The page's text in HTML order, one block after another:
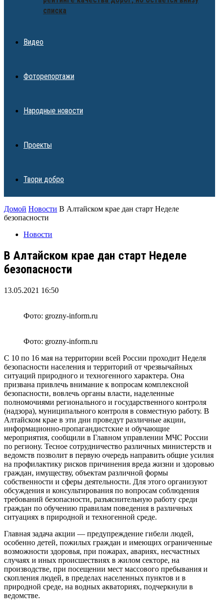
списка
Видео
Фоторепортажи
Народные новости
Проекты
Твори добро
Домой Новости В Алтайском крае дан старт Неделе
безопасности
Новости
В Алтайском крае дан старт Неделе
безопасности
13.05.2021 16:50
Фото: grozny-inform.ru
Фото: grozny-inform.ru
С 10 по 16 мая на территории всей России проходит Неделя
безопасности населения и территорий от чрезвычайных
ситуаций природного и техногенного характера. Она
призвана привлечь внимание к вопросам комплексной
безопасности, вовлечь органы власти, наделенные
полномочиями регионального и государственного контроля
(надзора), муниципального контроля в совместную работу. В
Алтайском крае в эти дни проведут различные акции,
информационно-пропагандистские и обучающие
мероприятия, сообщили в Главном управлении МЧС России
по региону. Тесное сотрудничество различных министерств и
ведомств позволит в первую очередь направить общие усилия
на профилактику рисков причинения вреда жизни и здоровью
граждан, имуществу, объектам различной формы
собственности и сферы деятельности. Для этого организуют
обсуждения и консультирования по вопросам соблюдения
требований безопасности, разъяснительную работу среди
граждан по обучению правилам поведения в различных
ситуациях в природной и техногенной среде.
Главная задача акции — предупреждение гибели людей,
особенно детей, пожилых граждан и имеющих ограниченные
возможности здоровья, при пожарах, авариях, несчастных
случаях и иных происшествиях в жилом секторе, на
производстве, при посещении мест массового пребывания и
скопления людей, в пределах населенных пунктов и в
природной среде, на водных акваториях, подчеркнули в
ведомстве.